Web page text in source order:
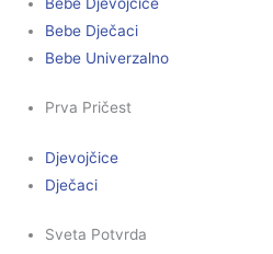
Bebe Dječaci
Bebe Univerzalno
Prva Pričest
Djevojčice
Dječaci
Sveta Potvrda